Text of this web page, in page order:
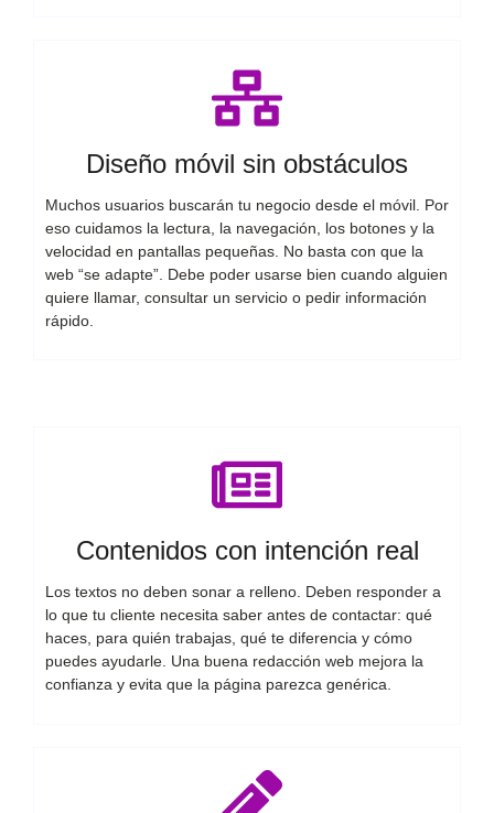
Diseño móvil sin obstáculos
Muchos usuarios buscarán tu negocio desde el móvil. Por
eso cuidamos la lectura, la navegación, los botones y la
velocidad en pantallas pequeñas. No basta con que la
web “se adapte”. Debe poder usarse bien cuando alguien
quiere llamar, consultar un servicio o pedir información
rápido.
Contenidos con intención real
Los textos no deben sonar a relleno. Deben responder a
lo que tu cliente necesita saber antes de contactar: qué
haces, para quién trabajas, qué te diferencia y cómo
puedes ayudarle. Una buena redacción web mejora la
confianza y evita que la página parezca genérica.